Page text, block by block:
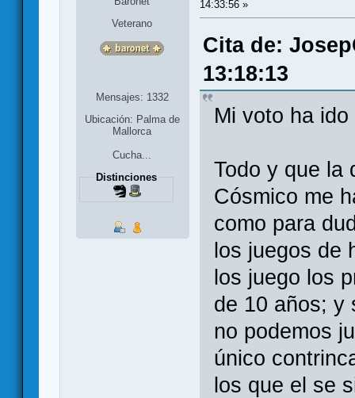
Veterano
Mensajes: 1332
Ubicación: Palma de
Mallorca
Cucha...
Distinciones
14:33:56 »
Cita de:
13:18:13
Mi voto ha
Todo y que la
Cósmico me
como para
los juegos de
los juego los
de 10 años;
no podemos
único
los que el se